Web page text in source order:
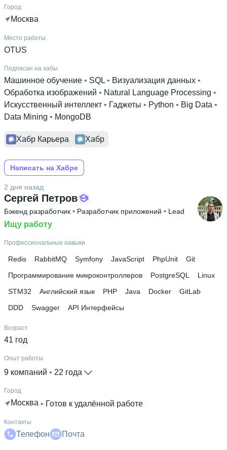
Город
Москва
Место работы
OTUS
Подписан на хабы
Машинное обучение • SQL • Визуализация данных
Обработка изображений • Natural Language Processing
Искусственный интеллект • Гаджеты • Python • Big Data
Data Mining • MongoDB
Хабр Карьера Хабр
Написать на Хабре
Сергей Петров
2 дня назад
Бэкенд разработчик • Разработчик приложений • Lead
Ищу работу
Профессиональные навыки
Redis RabbitMQ Symfony JavaScript PhpUnit
Git
Программирование микроконтроллеров
PostgreSQL
Linux
STM32
Английский язык PHP Java Docker
GitLab
DDD
Swagger API Интерфейсы
Возраст
41 год
Опыт работы
9 компаний 22 года
Город
Москва • Готов к удалённой работе
Контакты
Телефон Почта